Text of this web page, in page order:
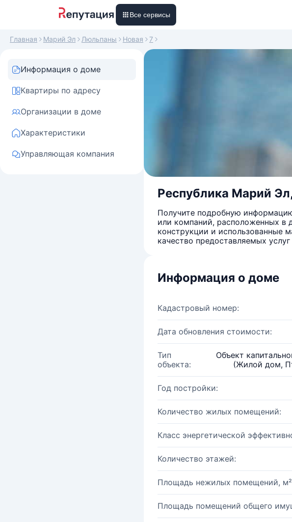
Все сервисы
Главная Марий Эл Люльпаны Новая 7
Информация о доме
Квартиры по адресу
Организации в доме
Характеристики
Управляющая компания
Республика Марий
Получите подробную
или компаний, расположенных в
конструкции и использованные
качество предоставляемых услуг
Информация о доме
Кадастровый номер:
Дата обновления стоимости:
Тип
объекта:
Объект
(Жилой дом,
Год постройки:
Количество жилых помещений:
Класс энергетической
Количество этажей:
Площадь нежилых помещений,
Площадь помещений общего